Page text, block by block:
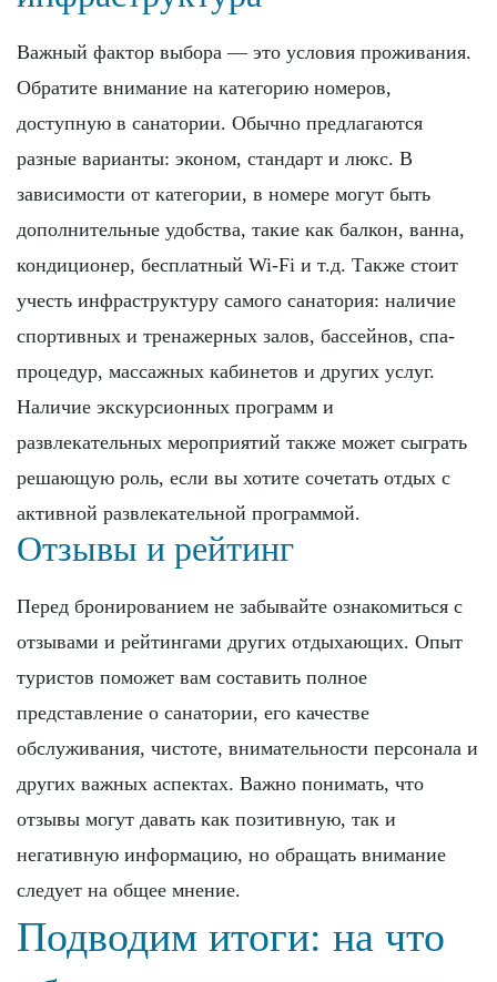
Важный фактор выбора — это условия проживания.
Обратите внимание на категорию номеров,
доступную в санатории. Обычно предлагаются
разные варианты: эконом, стандарт и люкс. В
зависимости от категории, в номере могут быть
дополнительные удобства, такие как балкон, ванна,
кондиционер, бесплатный Wi-Fi и т.д. Также стоит
учесть инфраструктуру самого санатория: наличие
спортивных и тренажерных залов, бассейнов, спа-
процедур, массажных кабинетов и других услуг.
Наличие экскурсионных программ и
развлекательных мероприятий также может сыграть
решающую роль, если вы хотите сочетать отдых с
активной развлекательной программой.
Отзывы и рейтинг
Перед бронированием не забывайте ознакомиться с
отзывами и рейтингами других отдыхающих. Опыт
туристов поможет вам составить полное
представление о санатории, его качестве
обслуживания, чистоте, внимательности персонала и
других важных аспектах. Важно понимать, что
отзывы могут давать как позитивную, так и
негативную информацию, но обращать внимание
следует на общее мнение.
Подводим итоги: на что